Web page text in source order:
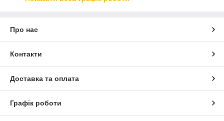
Про нас
Контакти
Доставка та оплата
Графік роботи